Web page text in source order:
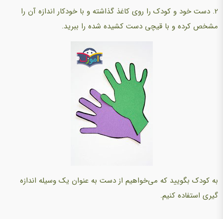
2. دست خود و کودک را روی کاغذ گذاشته و با خودکار اندازه آن را
مشخص کرده و با قیچی دست کشیده شده را ببرید.
به کودک بگویید که می‌خواهیم از دست به عنوان یک وسیله اندازه
گیری استفاده کنیم.